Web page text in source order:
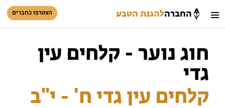
החברהלהגנת הטבע הצטרפו כחברים
חיפוש כניסת חברים
סל קניות
הזמינו פעילויות וטיולים מודרכים
חוג נוער - קלחים עין
גדי
קלחים עין גדי ח' - י"ב